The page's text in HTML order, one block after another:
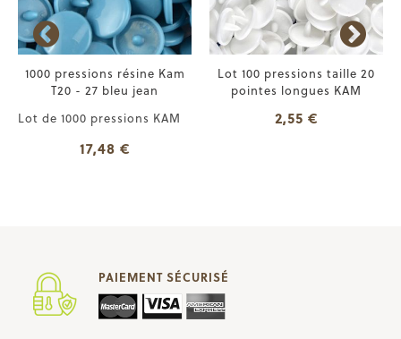
1000 pressions résine Kam
T20 - 27 bleu jean
Lot de 1000 pressions KAM
17,48 €
Lot 100 pressions taille 20
pointes longues KAM
2,55 €
PAIEMENT SÉCURISÉ